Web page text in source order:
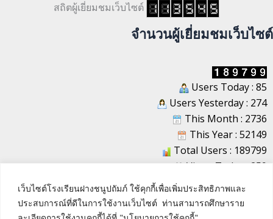
เว็บไซต์โรงเรียนฝางชนูปถัมภ์ ใช้คุกกี้เพื่อเพิ่มประสิทธิภาพและ
ประสบการณ์ที่ดีในการใช้งานเว็บไซต์ ท่านสามารถศึกษาราย
สถิตผู้เยี่ยมชมเว็บไซต์
จำนวนผู้เยี่ยมชมเว็บไซต์
Users Today : 85
Users Yesterday : 274
This Month : 2736
This Year : 52149
Total Users : 189799
Views Today : 259
Total views : 1221625
Who's Online : 3